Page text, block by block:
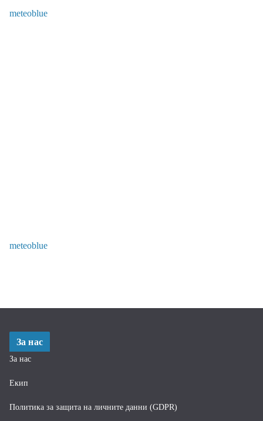
meteoblue
meteoblue
За нас
За нас
Екип
Политика за защита на личните данни (GDPR)